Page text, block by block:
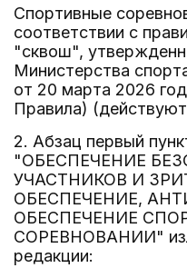
Спортивные
соответствии с
"сквош",
Министерства
от 20 марта 2026
Правила)
2. Абзац первый
"ОБЕСПЕЧЕНИЕ
УЧАСТНИКОВ И
ОБЕСПЕЧЕНИЕ,
ОБЕСПЕЧЕНИЕ
СОРЕВНОВАНИИ"
редакции: